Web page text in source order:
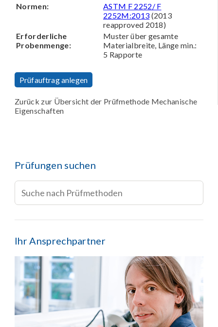
Normen:
ASTM F 2252/ F
2252M:2013 (2013
reapproved 2018)
Erforderliche
Probenmenge:
Muster über gesamte
Materialbreite, Länge min.:
5 Rapporte
Prüfauftrag anlegen
Zurück zur Übersicht der Prüfmethode Mechanische
Eigenschaften
Prüfungen suchen
Ihr Ansprechpartner